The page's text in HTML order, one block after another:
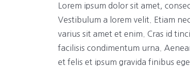
Lorem ipsum dolor sit amet,
Vestibulum a lorem velit. Etiam
varius sit amet et enim. Cras id
facilisis condimentum urna.
et felis et ipsum gravida finibus